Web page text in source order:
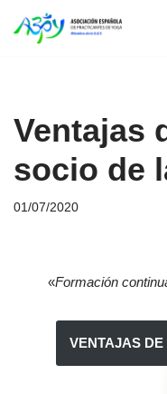
Saltar
Ventajas
socio de
01/07/2020
«Formación
VENTAJAS